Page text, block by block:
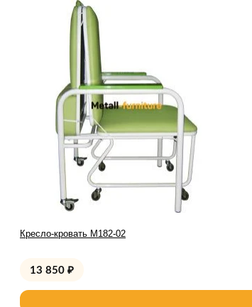
Кресло-кровать М182-02
13 850 ₽